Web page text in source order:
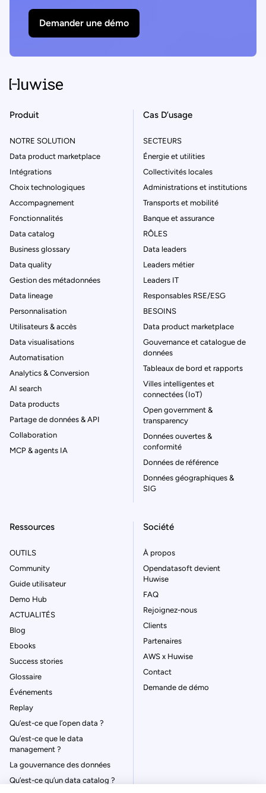
Demander une démo
Produit
NOTRE SOLUTION
Data product marketplace
Intégrations
Choix technologiques
Accompagnement
Fonctionnalités
Data catalog
Business glossary
Data quality
Gestion des métadonnées
Data lineage
Personnalisation
Utilisateurs & accès
Data visualisations
Automatisation
Analytics & Conversion
AI search
Data products
Partage de données & API
Collaboration
MCP & agents IA
Cas D’usage
SECTEURS
Énergie et utilities
Collectivités locales
Administrations et institutions
Transports et mobilité
Banque et assurance
RÔLES
Data leaders
Leaders métier
Leaders IT
Responsables RSE/ESG
BESOINS
Data product marketplace
Gouvernance et catalogue de
données
Tableaux de bord et rapports
Villes intelligentes et
connectées (IoT)
Open government &
transparency
Données ouvertes &
conformité
Données de référence
Données géographiques &
SIG
Ressources
OUTILS
Community
Guide utilisateur
Demo Hub
ACTUALITÉS
Blog
Ebooks
Success stories
Glossaire
Événements
Replay
Qu’est-ce que l’open data ?
Qu’est-ce que le data
management ?
La gouvernance des données
Qu’est-ce qu’un data catalog ?
Société
À propos
Opendatasoft devient
Huwise
FAQ
Rejoignez-nous
Clients
Partenaires
AWS x Huwise
Contact
Demande de démo